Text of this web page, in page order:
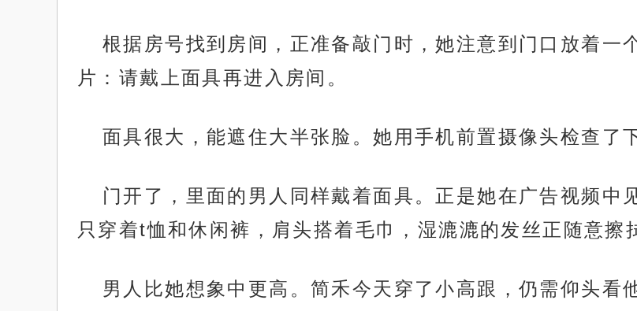
根据房号找到房间，正准备敲门时，她注意到门口放着一
片：请戴上面具再进入房间。
面具很大，能遮住大半张脸。她用手机前置摄像头检查了
门开了，里面的男人同样戴着面具。正是她在广告视频中
只穿着t恤和休闲裤，肩头搭着毛巾，湿漉漉的发丝正随意擦
男人比她想象中更高。简禾今天穿了小高跟，仍需仰头看